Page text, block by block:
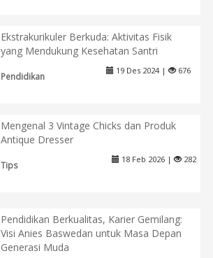
Ekstrakurikuler Berkuda: Aktivitas Fisik
yang Mendukung Kesehatan Santri
Pendidikan
19 Des 2024 | 676
Mengenal 3 Vintage Chicks dan Produk
Antique Dresser
Tips
18 Feb 2026 | 282
Pendidikan Berkualitas, Karier Gemilang:
Visi Anies Baswedan untuk Masa Depan
Generasi Muda